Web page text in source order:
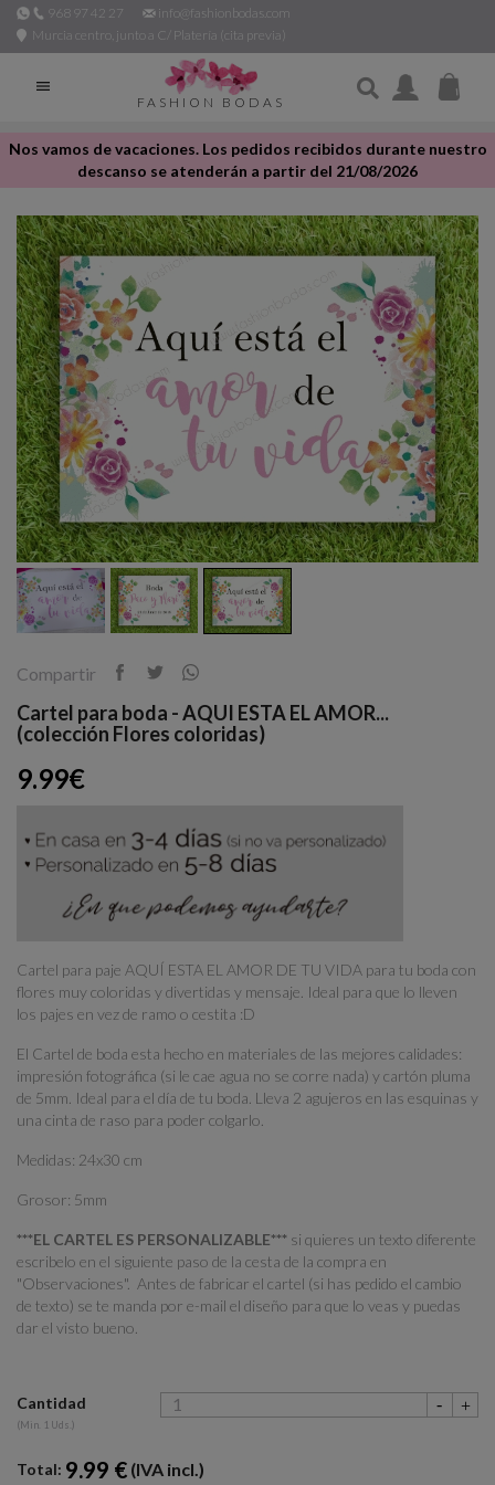
968 97 42 27
info@fashionbodas.com
Murcia centro, junto a C/ Platería (cita previa)

FASHION BODAS
Nos vamos de vacaciones. Los pedidos recibidos durante nuestro
descanso se atenderán a partir del 21/08/2026
Compartir
Cartel para boda - AQUI ESTA EL AMOR...
(colección Flores coloridas)
9.99€
Cartel para paje AQUÍ ESTA EL AMOR DE TU VIDA para tu boda con
flores muy coloridas y divertidas y mensaje. Ideal para que lo lleven
los pajes en vez de ramo o cestita :D
El Cartel de boda esta hecho en materiales de las mejores calidades:
impresión fotográfica (si le cae agua no se corre nada) y cartón pluma
de 5mm. Ideal para el día de tu boda. Lleva 2 agujeros en las esquinas y
una cinta de raso para poder colgarlo.
Medidas: 24x30 cm
Grosor: 5mm
***EL CARTEL ES PERSONALIZABLE*** si quieres un texto diferente
escribelo en el siguiente paso de la cesta de la compra en
"Observaciones". Antes de fabricar el cartel (si has pedido el cambio
de texto) se te manda por e-mail el diseño para que lo veas y puedas
dar el visto bueno.
Cantidad
(Min. 1 Uds.)
Total: 9.99 € (IVA incl.)